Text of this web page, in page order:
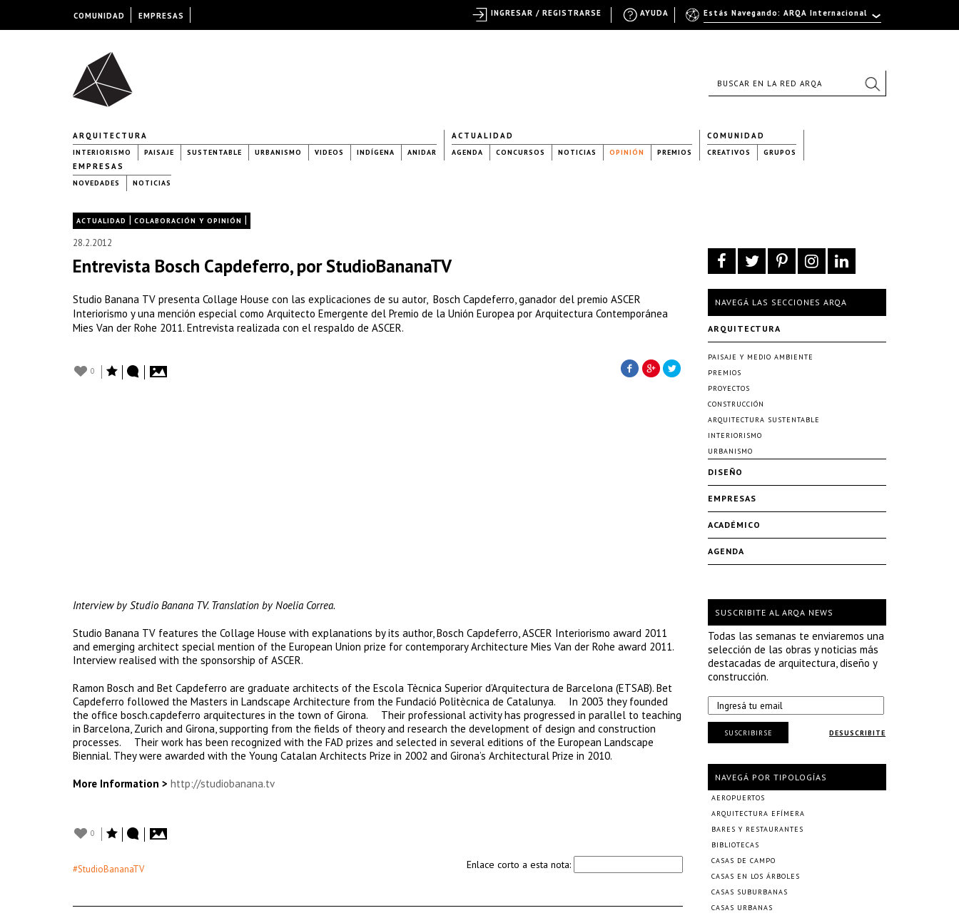
ARQUITECTURA
INTERIORISMO PAISAJE SUSTENTABLE URBANISMO VIDEOS INDÍGENA ANIDAR
ACTUALIDAD
AGENDA CONCURSOS NOTICIAS OPINIÓN PREMIOS
COMUNIDAD
CREATIVOS GRUPOS
EMPRESAS
NOVEDADES NOTICIAS
ACTUALIDAD | COLABORACIÓN Y OPINIÓN |
28.2.2012
Entrevista Bosch Capdeferro, por StudioBananaTV
Studio Banana TV presenta Collage House con las explicaciones de su autor, Bosch Capdeferro, ganador del premio ASCER
Interiorismo y una mención especial como Arquitecto Emergente del Premio de la Unión Europea por Arquitectura Contemporánea
Mies Van der Rohe 2011. Entrevista realizada con el respaldo de ASCER.
0
Interview by Studio Banana TV. Translation by Noelia Correa.
Studio Banana TV features the Collage House with explanations by its author, Bosch Capdeferro, ASCER Interiorismo award 2011
and emerging architect special mention of the European Union prize for contemporary Architecture Mies Van der Rohe award 2011.
Interview realised with the sponsorship of ASCER.
Ramon Bosch and Bet Capdeferro are graduate architects of the Escola Tècnica Superior d’Arquitectura de Barcelona (ETSAB). Bet
Capdeferro followed the Masters in Landscape Architecture from the Fundació Politècnica de Catalunya. In 2003 they founded
the office bosch.capdeferro arquitectures in the town of Girona. Their professional activity has progressed in parallel to teaching
in Barcelona, Zurich and Girona, supporting from the fields of theory and research the development of design and construction
processes. Their work has been recognized with the FAD prizes and selected in several editions of the European Landscape
Biennial. They were awarded with the Young Catalan Architects Prize in 2002 and Girona’s Architectural Prize in 2010.
More Information > http://studiobanana.tv
0
#StudioBananaTV Enlace corto a esta nota:
NAVEGÁ LAS SECCIONES ARQA
ARQUITECTURA
PAISAJE Y MEDIO AMBIENTE
PREMIOS
PROYECTOS
CONSTRUCCIÓN
ARQUITECTURA SUSTENTABLE
INTERIORISMO
URBANISMO
DISEÑO
EMPRESAS
ACADÉMICO
AGENDA
SUSCRIBITE AL ARQA NEWS
Todas las semanas te enviaremos una
selección de las obras y noticias más
destacadas de arquitectura, diseño y
construcción.
DESUSCRIBITE
SUSCRIBIRSE
NAVEGÁ POR TIPOLOGÍAS
AEROPUERTOS
ARQUITECTURA EFÍMERA
BARES Y RESTAURANTES
BIBLIOTECAS
CASAS DE CAMPO
CASAS EN LOS ÁRBOLES
CASAS SUBURBANAS
CASAS URBANAS
COMUNIDAD EMPRESAS Estás Navegando: ARQA Internacional
AYUDA
INGRESAR / REGISTRARSE